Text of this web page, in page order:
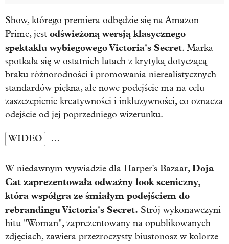
Show, którego premiera odbędzie się na Amazon
Prime, jest odświeżoną wersją klasycznego
spektaklu wybiegowego Victoria's Secret. Marka
spotkała się w ostatnich latach z krytyką dotyczącą
braku różnorodności i promowania nierealistycznych
standardów piękna, ale nowe podejście ma na celu
zaszczepienie kreatywności i inkluzywności, co oznacza
odejście od jej poprzedniego wizerunku.
WIDEO …
W niedawnym wywiadzie dla Harper's Bazaar,Doja
Cat zaprezentowała odważny look sceniczny,
która współgra ze śmiałym podejściem do
rebrandingu Victoria's Secret. Strój wykonawczyni
hitu "Woman", zaprezentowany na opublikowanych
zdjęciach, zawiera przezroczysty biustonosz w kolorze